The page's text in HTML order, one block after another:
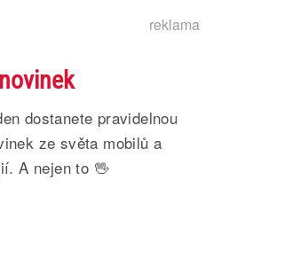
reklama
dostanete pravidelnou
ze světa mobilů a
A nejen to 🖖